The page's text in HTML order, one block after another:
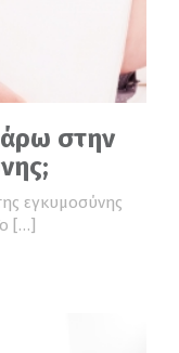
στην
εγκυμοσύνης
[…]